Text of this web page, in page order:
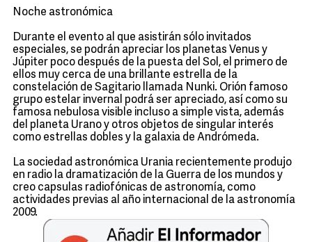
Noche astronómica
Durante el evento al que asistirán sólo invitados
especiales, se podrán apreciar los planetas Venus y
Júpiter poco después de la puesta del Sol, el primero de
ellos muy cerca de una brillante estrella de la
constelación de Sagitario llamada Nunki. Orión famoso
grupo estelar invernal podrá ser apreciado, así como su
famosa nebulosa visible incluso a simple vista, además
del planeta Urano y otros objetos de singular interés
como estrellas dobles y la galaxia de Andrómeda.
La sociedad astronómica Urania recientemente produjo
en radio la dramatización de la Guerra de los mundos y
creo capsulas radiofónicas de astronomía, como
actividades previas al año internacional de la astronomía
2009.